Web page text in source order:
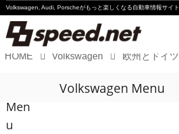
Volkswagen, Audi, Porscheがもっと楽しくなる自動車情報サイト
Audi
HOME Volkswagen
Men
u
Volkswagen Menu